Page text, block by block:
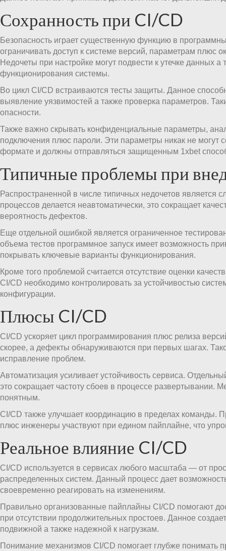
Сохранность при CI/CD
Безопасность играет существенную функцию в
ограничивать доступ к системе версий, параметрам плюс
Недочеты при настройке могут подвести к утечке данных
функционирования системы.
Во цикл CI/CD встраиваются тесты защиты. Данное
выявление уязвимостей а также проверка параметров.
опасности.
Также важно скрывать конфиденциальные параметры,
подключения плюс пароли. Эти параметры никак не могут
формате и должны отправляться защищенным 1xbet
Типичные проблемы при
Распространенной в числе типичных недочетов является
процессов делается неавтоматически, это сокращает
вероятность дефектов.
Еще отдельной ошибкой является ограниченное
объема тестов программное запуск имеет возможность
покрывать ключевые варианты функционирования.
Кроме того проблемой считается отсутствие оценки
CI/CD необходимо контролировать за устойчивостью
конфигурации.
Плюсы CI/CD
CI/CD ускоряет цикл программирования плюс релиза
скорее, а дефекты обнаруживаются при первых шагах.
исправление проблем.
Автоматизация усиливает устойчивость сервиса.
это сокращает частоту сбоев в процессе развертывании.
понятным.
CI/CD также улучшает координацию в пределах команды.
плюс инженеры участвуют при едином пайплайне, что
Реальное влияние CI/CD
CI/CD используется в сервисах любого масштаба — от
распределенных систем. Данный процесс дает
своевременно реагировать на изменениям.
Правильно организованные пайплайны CI/CD помогают
при отсутствии продолжительных простоев. Данное
подвижной а также надежной к нагрузкам.
Понимание механизмов CI/CD помогает глубже понимать